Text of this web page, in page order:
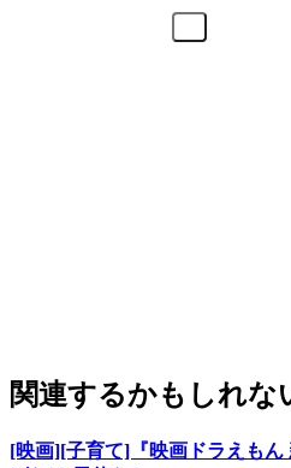
関連するかもしれな
[映画][子育て]『映画ドラえも